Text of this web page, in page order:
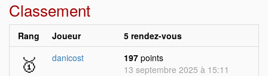
Classement
Rang Joueur 5 rendez-vous
🥇 danicost 197 points
13 septembre 2025 à 15:11